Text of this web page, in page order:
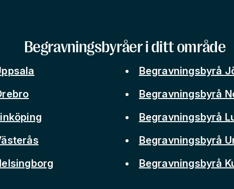
Begravningsbyråer i ditt område
Begravningsbyrå
Begravningsbyrå
Begravningsbyrå
Begravningsbyrå
Begravningsbyrå